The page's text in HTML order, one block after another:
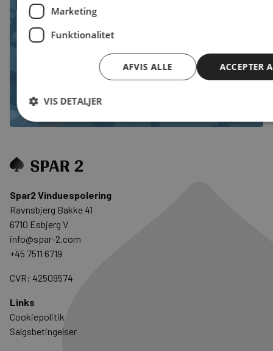
Kontakt os for en uforpligtende snak om vinduespolering,
trappevask, facaderens, algebehandling eller andre
Spar2 Vinduespolering
Ravnsbjerg Bakke 41
6710 Esbjerg V
info@spar-2.com
+45 7511 6719
CVR: 42509574
Links
Cookiepolitik
Salgsbetingelser
Marketing
Funktionalitet
ACCEPTER
AFVIS ALLE
VIS DETALJER